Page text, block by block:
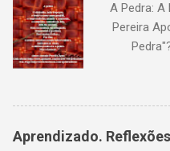
itinerante
caminho,
A Pedra:
Pereira
é, na
Apon,
utilidade de
Aprendizado.